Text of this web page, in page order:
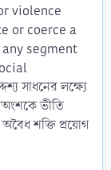
violence
or coerce a
segment
সাধনের লক্ষ্যে
ভীতি
অবৈধ শক্তি প্রয়োগ